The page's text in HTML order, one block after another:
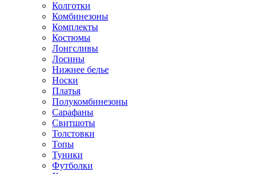
Колготки
Комбинезоны
Комплекты
Костюмы
Лонгсливы
Лосины
Нижнее белье
Носки
Платья
Полукомбинезоны
Сарафаны
Свитшоты
Толстовки
Топы
Туники
Футболки